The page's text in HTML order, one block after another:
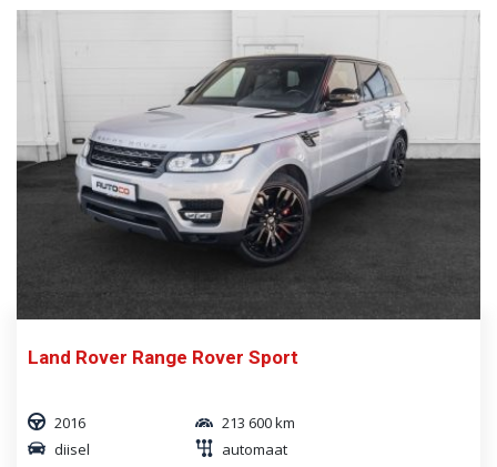
Land Rover Range Rover Sport
2016
213 600 km
diisel
automaat